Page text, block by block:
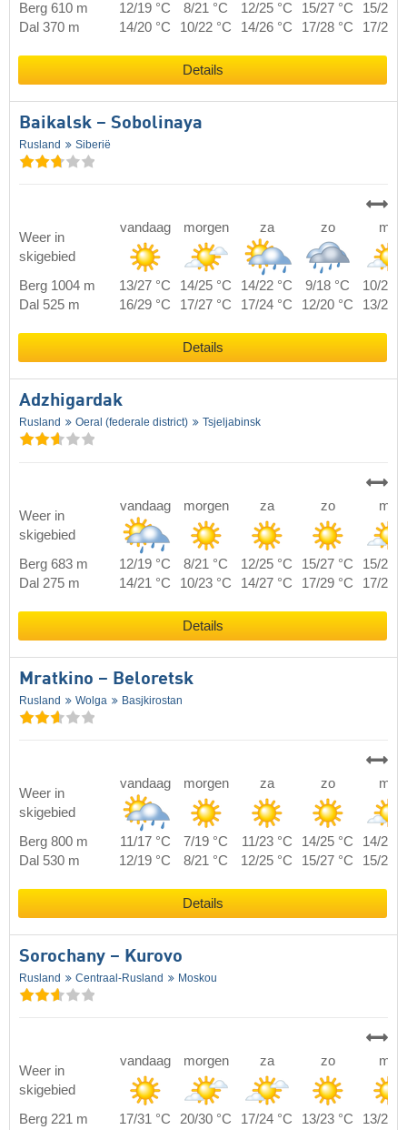
Berg 610 m 12/19 °C 8/21 °C 12/25 °C 15/27 °C
15/22
Dal 370 m
14/20 °C 10/22 °C 14/26 °C 17/28 °C 17/23
Details
Baikalsk – Sobolinaya
Rusland Siberië
Weer in
skigebied
vandaag morgen za zo ma
Berg 1004 m 13/27 °C 14/25 °C 14/22 °C 9/18 °C
10/20
Dal 525 m
16/29 °C 17/27 °C 17/24 °C 12/20 °C 13/22
Details
Adzhigardak
Rusland Oeral (federale district) Tsjeljabinsk
Weer in
skigebied
vandaag morgen za zo ma
Berg 683 m 12/19 °C 8/21 °C 12/25 °C 15/27 °C
15/22
Dal 275 m
14/21 °C 10/23 °C 14/27 °C 17/29 °C 17/24
Details
Mratkino – Beloretsk
Rusland Wolga Basjkirostan
Weer in
skigebied
vandaag morgen za zo ma
Berg 800 m 11/17 °C 7/19 °C 11/23 °C 14/25 °C
14/20
Dal 530 m
12/19 °C 8/21 °C 12/25 °C 15/27 °C 15/22
Details
Sorochany – Kurovo
Rusland Centraal-Rusland Moskou
Weer in
skigebied
vandaag morgen za zo ma
Berg 221 m 17/31 °C 20/30 °C 17/24 °C 13/23 °C
13/24